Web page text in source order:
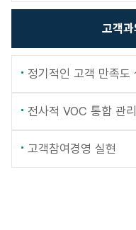
고객과
정기적인 고객 만족도
전사적 VOC 통합 관
고객참여경영 실현